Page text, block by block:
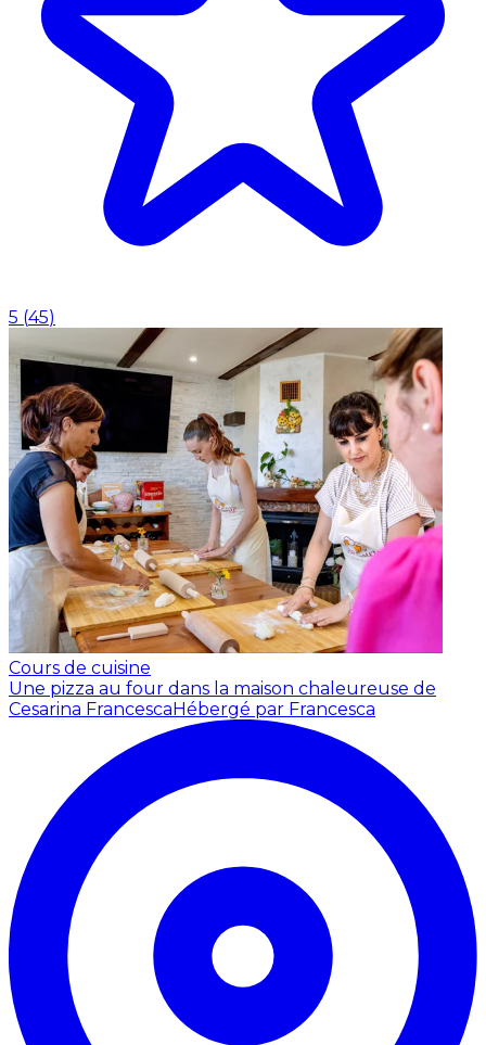
5 (45)
Cours de cuisine
Une pizza au four dans la maison chaleureuse de
Cesarina Francesca Hébergé par Francesca